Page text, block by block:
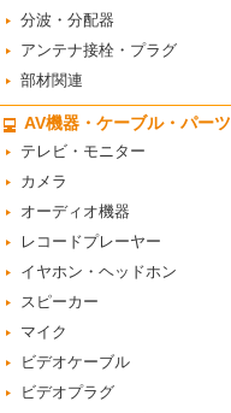
分波・分配器
アンテナ接栓・プラグ
部材関連
AV機器・ケーブル・パーツ
テレビ・モニター
カメラ
オーディオ機器
レコードプレーヤー
イヤホン・ヘッドホン
スピーカー
マイク
ビデオケーブル
ビデオプラグ